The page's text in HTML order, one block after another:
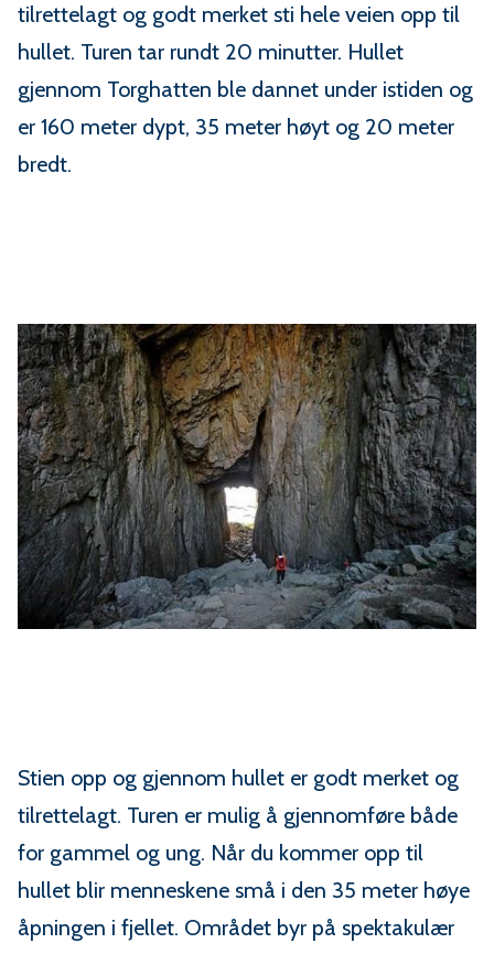
tilrettelagt og godt merket sti hele veien opp til
hullet. Turen tar rundt 20 minutter. Hullet
gjennom Torghatten ble dannet under istiden og
er 160 meter dypt, 35 meter høyt og 20 meter
bredt.
Stien opp og gjennom hullet er godt merket og
tilrettelagt. Turen er mulig å gjennomføre både
for gammel og ung. Når du kommer opp til
hullet blir menneskene små i den 35 meter høye
åpningen i fjellet. Området byr på spektakulær